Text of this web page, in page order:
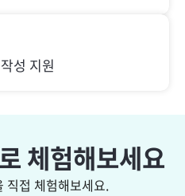
성 지원
체험해보세요
직접 체험해보세요.